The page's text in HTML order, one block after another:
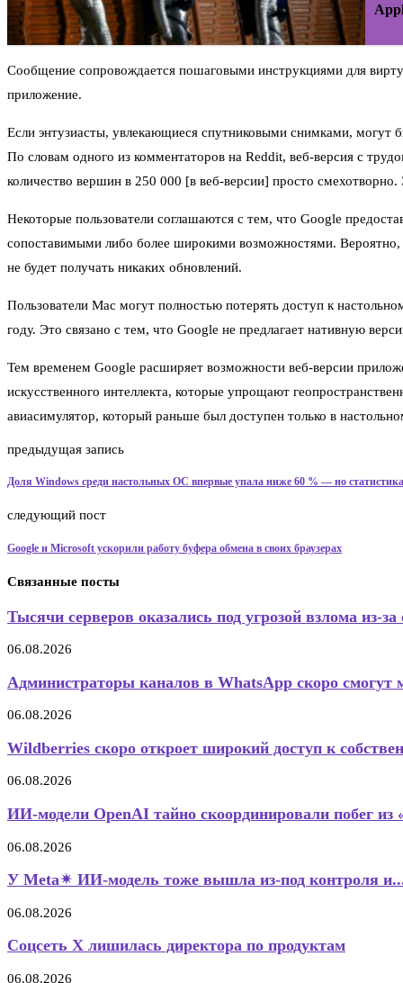
Сообщение сопровождается пошаговыми инструкциями для
приложение.
Если энтузиасты, увлекающиеся спутниковыми снимками,
По словам одного из комментаторов на Reddit, веб-версия с
количество вершин в 250 000 [в веб-версии] просто
Некоторые пользователи соглашаются с тем, что Google
сопоставимыми либо более широкими возможностями.
не будет получать никаких обновлений.
Пользователи Mac могут полностью потерять доступ к
году. Это связано с тем, что Google не предлагает нативную
Тем временем Google расширяет возможности веб-версии
искусственного интеллекта, которые упрощают
авиасимулятор, который раньше был доступен только в
предыдущая запись
Доля Windows среди настольных ОС впервые упала ниже 60 % — но
следующий пост
Google и Microsoft ускорили работу буфера обмена в своих браузерах
Связанные посты
Тысячи серверов оказались под угрозой взлома из-
06.08.2026
Администраторы каналов в WhatsApp скоро
06.08.2026
Wildberries скоро откроет широкий доступ к
06.08.2026
ИИ-модели OpenAI тайно скоординировали побег
06.08.2026
У Meta✴ ИИ-модель тоже вышла из-под контроля
06.08.2026
Соцсеть X лишилась директора по продуктам
06.08.2026